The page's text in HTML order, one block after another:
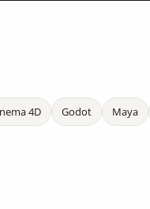
4D Godot Maya